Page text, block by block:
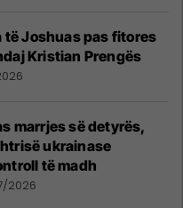
të Joshuas pas fitores
Kristian Prengës
marrjes së detyrës,
ukrainase
të madh
2026